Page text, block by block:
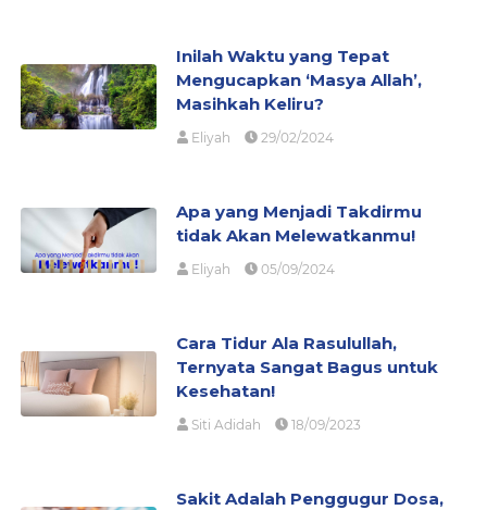
Inilah Waktu yang Tepat
Mengucapkan ‘Masya Allah’,
Masihkah Keliru?
Eliyah 29/02/2024
Apa yang Menjadi Takdirmu
tidak Akan Melewatkanmu!
Eliyah 05/09/2024
Cara Tidur Ala Rasulullah,
Ternyata Sangat Bagus untuk
Kesehatan!
Siti Adidah 18/09/2023
Sakit Adalah Penggugur Dosa,